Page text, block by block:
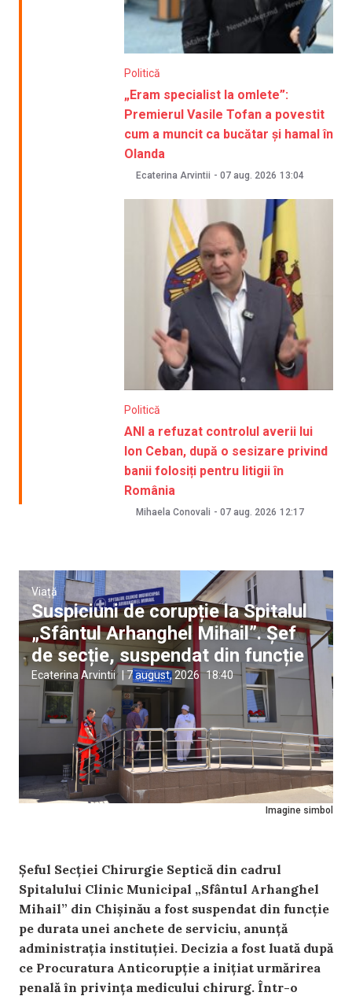
Politică
„Eram specialist la omlete”:
Premierul Vasile Tofan a povestit
cum a muncit ca bucătar și hamal în
Olanda
Ecaterina Arvintii - 07 aug. 2026 13:04
Politică
ANI a refuzat controlul averii lui
Ion Ceban, după o sesizare privind
banii folosiți pentru litigii în
România
Mihaela Conovali - 07 aug. 2026 12:17
Imagine simbol
Viață
Suspiciuni de corupție la Spitalul
„Sfântul Arhanghel Mihail”. Șef
de secție, suspendat din funcție
Ecaterina Arvintii 7 august, 2026 18:40
Șeful Secției Chirurgie Septică din cadrul
Spitalului Clinic Municipal „Sfântul Arhanghel
Mihail” din Chișinău a fost suspendat din funcție
pe durata unei anchete de serviciu, anunță
administrația instituției. Decizia a fost luată după
ce Procuratura Anticorupție a inițiat urmărirea
penală în privința medicului chirurg. Într-o